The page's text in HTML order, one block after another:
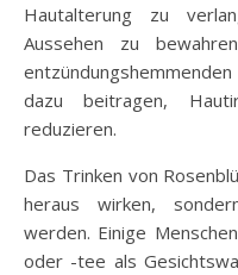
Hautalterung zu
Aussehen zu
dazu beitragen,
reduzieren.
Das Trinken von
heraus wirken,
werden. Einige
oder -tee als